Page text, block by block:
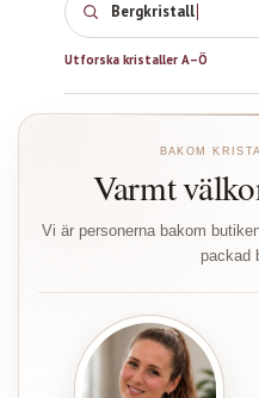
Bergkristall
Utforska kristaller A–Ö
BAKOM
Varmt
Vi är personerna bakom
packad